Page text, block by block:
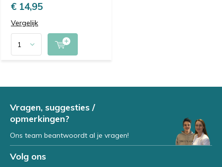
€ 14,95
Vergelijk
Vragen, suggesties /
opmerkingen?
Ons team beantwoordt al je vragen!
Volg ons